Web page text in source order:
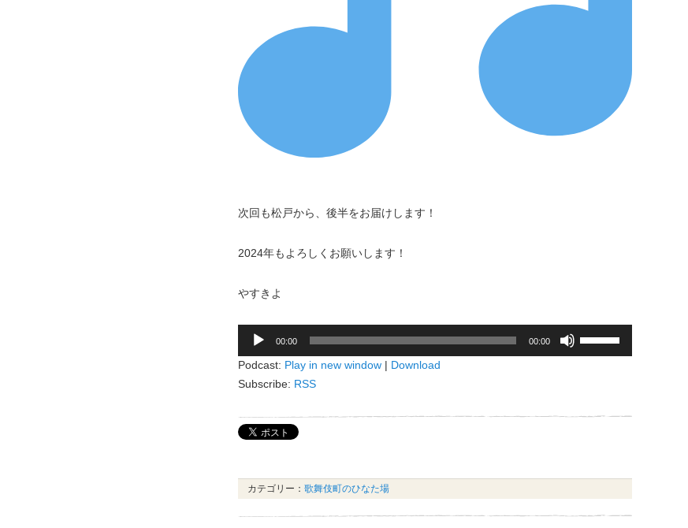
次回も松戸から、後半をお届けします！
2024年もよろしくお願いします！
やすきよ
プ
レ
ヤ
ー
00:00 00:00
は
下
Podcast: Play in new window | Download
Subscribe: RSS
カテゴリー： 歌舞伎町のひなた場